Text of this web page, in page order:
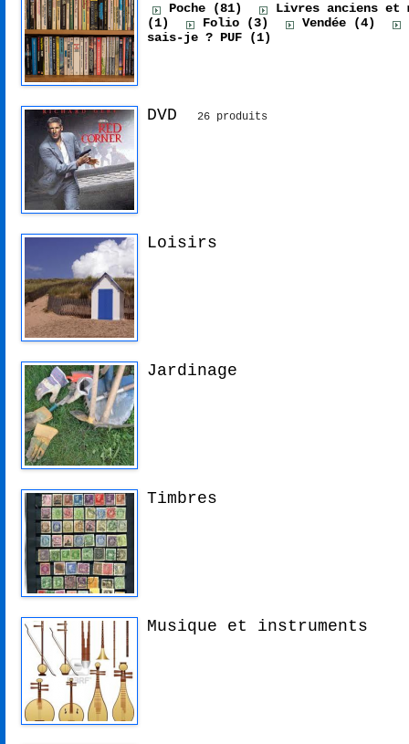
Poche (81)
Livres anciens et
(1)
Folio (3)
Vendée (4)
sais-je ? PUF (1)
DVD 26 produits
Loisirs
Jardinage
Timbres
Musique et instruments